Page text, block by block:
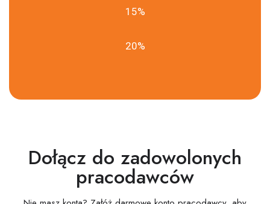
15%
20%
Dołącz do zadowolonych
pracodawców